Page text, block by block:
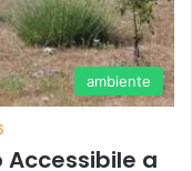
ambiente
Accessibile a